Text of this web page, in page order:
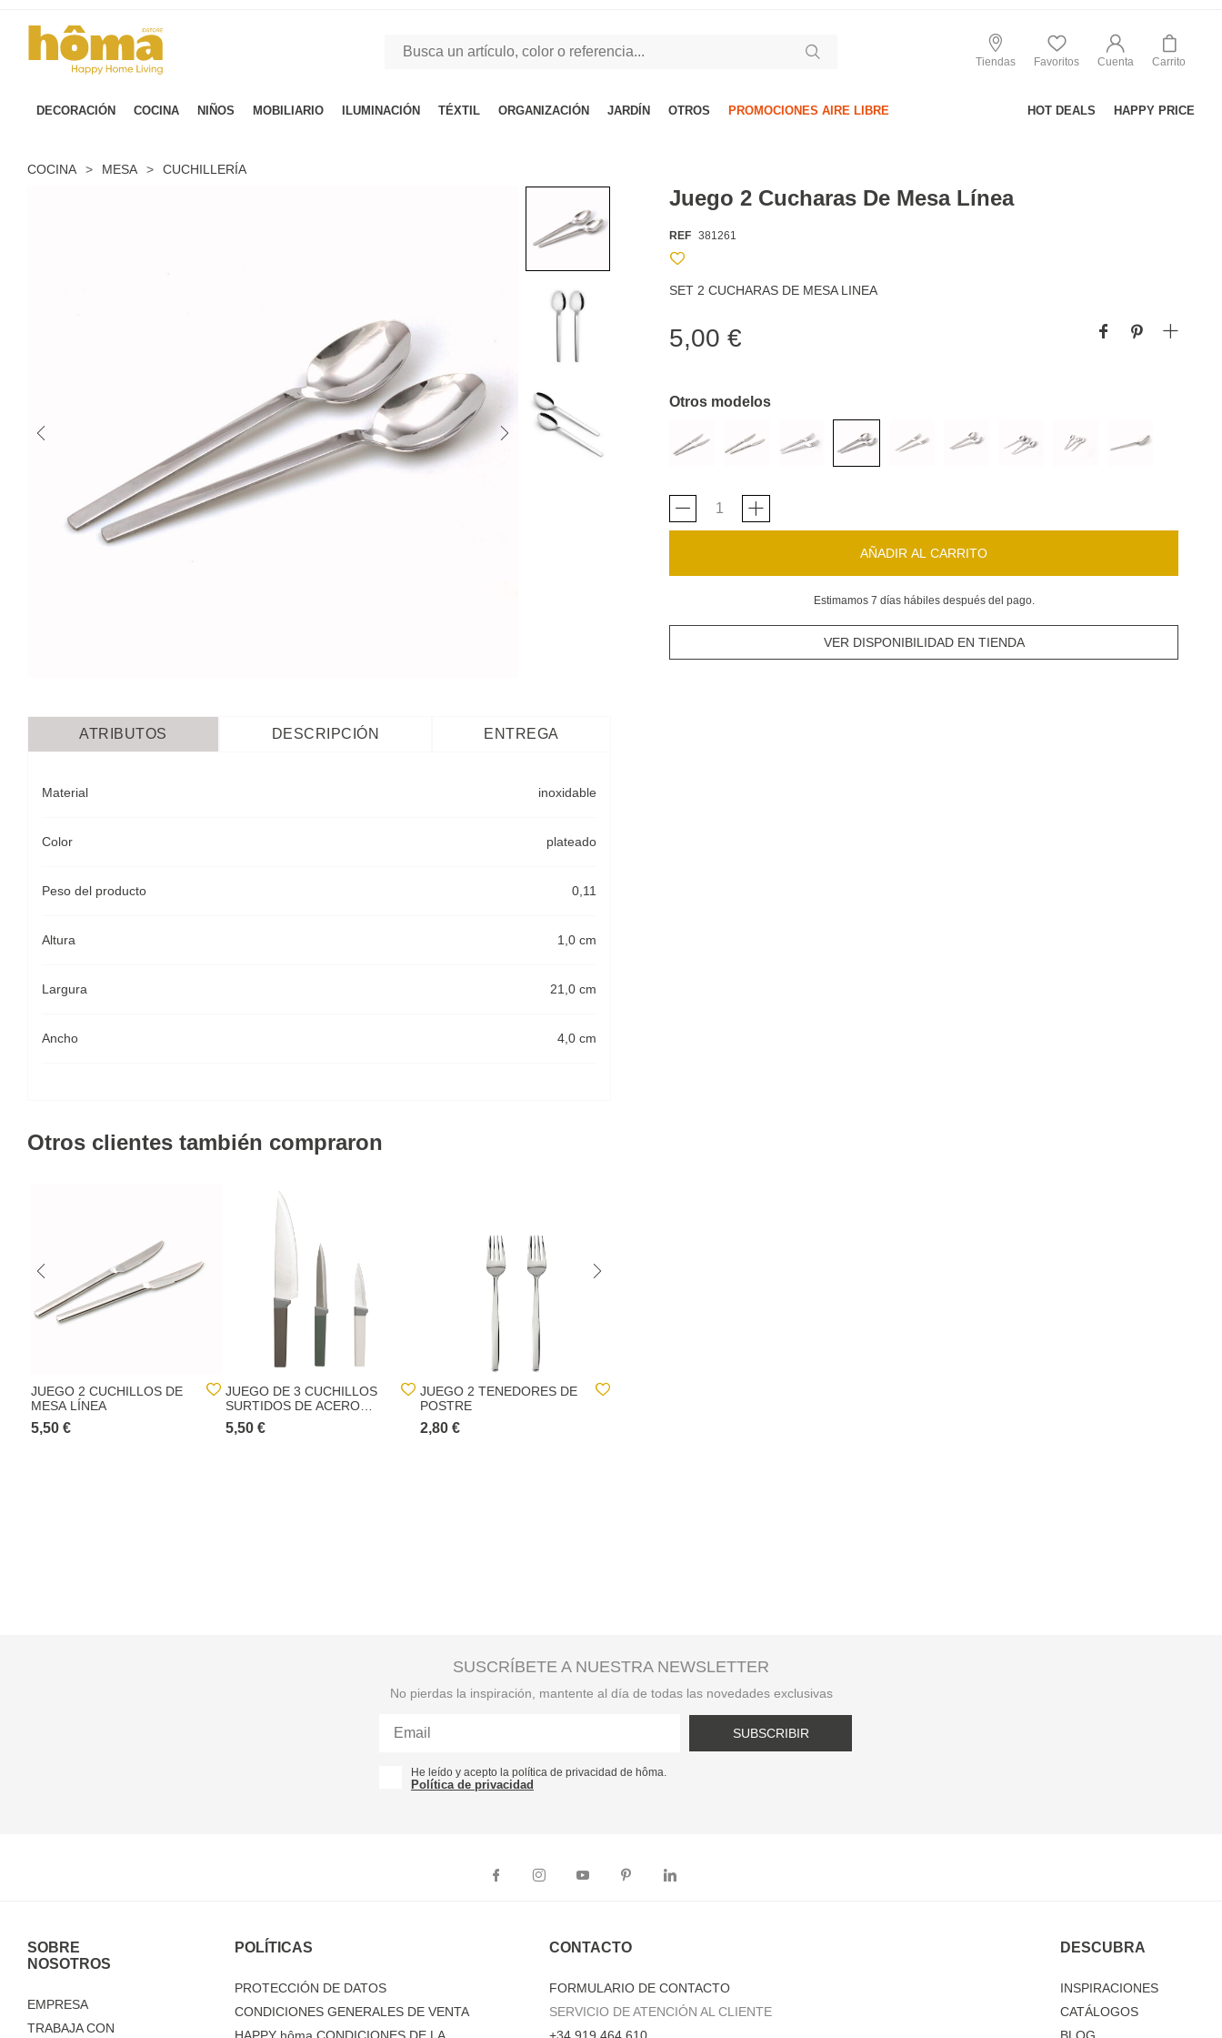
Tiendas Favoritos Cuenta Carrito
DECORACIÓN COCINA NIÑOS MOBILIARIO ILUMINACIÓN TÉXTIL ORGANIZACIÓN JARDÍN OTROS PROMOCIONES AIRE LIBRE HOT DEALS HAPPY PRICE
COCINA > MESA > CUCHILLERÍA
Juego 2 Cucharas De Mesa Línea
REF 381261
SET 2 CUCHARAS DE MESA LINEA
5,00 €
Otros modelos
AÑADIR AL CARRITO
Estimamos 7 días hábiles después del pago.
VER DISPONIBILIDAD EN TIENDA
ATRIBUTOS DESCRIPCIÓN ENTREGA
Material inoxidable
Color plateado
Peso del producto 0,11
Altura 1,0 cm
Largura 21,0 cm
Ancho 4,0 cm
Otros clientes también compraron
JUEGO 2 CUCHILLOS DE
MESA LÍNEA
5,50 €
JUEGO DE 3 CUCHILLOS
SURTIDOS DE ACERO
INOXIDABLE
5,50 €
JUEGO 2 TENEDORES DE
POSTRE
2,80 €
SUSCRÍBETE A NUESTRA NEWSLETTER
No pierdas la inspiración, mantente al día de todas las novedades exclusivas
SUBSCRIBIR
He leído y acepto la política de privacidad de hôma.
Política de privacidad
SOBRE
NOSOTROS
EMPRESA
TRABAJA CON
POLÍTICAS
PROTECCIÓN DE DATOS
CONDICIONES GENERALES DE VENTA
CONTACTO
FORMULARIO DE CONTACTO
SERVICIO DE ATENCIÓN AL CLIENTE
DESCUBRA
INSPIRACIONES
CATÁLOGOS